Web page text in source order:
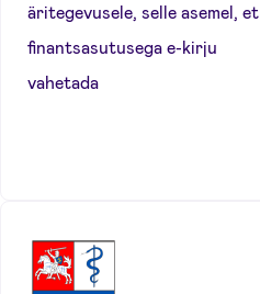
äritegevusele, selle asemel, et
finantsasutusega e-kirju
vahetada